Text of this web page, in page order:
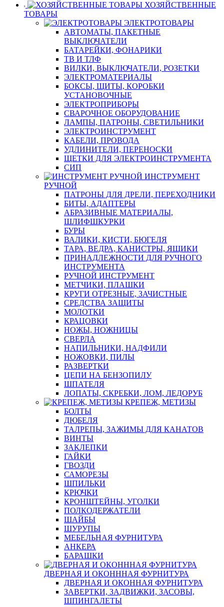
ХОЗЯЙСТВЕННЫЕ
ТОВАРЫ
ЭЛЕКТРОТОВАРЫ
АВТОМАТЫ, ПАКЕТНЫЕ
ВЫКЛЮЧАТЕЛИ
БАТАРЕЙКИ, ФОНАРИКИ
ТВ И ТЛФ
ВИЛКИ, ВЫКЛЮЧАТЕЛИ, РОЗЕТКИ
ЭЛЕКТРОМАТЕРИАЛЫ
БОКСЫ, ЩИТЫ, КОРОБКИ
УСТАНОВОЧНЫЕ
ЭЛЕКТРОПРИБОРЫ
СВАРОЧНОЕ ОБОРУДОВАНИЕ
ЛАМПЫ, ПАТРОНЫ, СВЕТИЛЬНИКИ
ЭЛЕКТРОИНСТРУМЕНТ
КАБЕЛИ, ПРОВОДА
УДЛИНИТЕЛИ, ПЕРЕНОСКИ
ЩЕТКИ ДЛЯ ЭЛЕКТРОИНСТРУМЕНТА
СИП
ИНСТРУМЕНТ
РУЧНОЙ
ПАТРОНЫ ДЛЯ ДРЕЛИ, ПЕРЕХОДНИКИ
БИТЫ, АДАПТЕРЫ
АБРАЗИВНЫЕ МАТЕРИАЛЫ,
ШЛИФШКУРКИ
БУРЫ
ВАЛИКИ, КИСТИ, БЮГЕЛЯ
ТАРА, ВЕДРА, КАНИСТРЫ, ЯЩИКИ
ПРИНАДЛЕЖНОСТИ ДЛЯ РУЧНОГО
ИНСТРУМЕНТА
РУЧНОЙ ИНСТРУМЕНТ
МЕТЧИКИ, ПЛАШКИ
КРУГИ ОТРЕЗНЫЕ, ЗАЧИСТНЫЕ
СРЕДСТВА ЗАЩИТЫ
МОЛОТКИ
КРАЦОВКИ
НОЖЫ, НОЖНИЦЫ
СВЕРЛА
НАПИЛЬНИКИ, НАДФИЛИ
НОЖОВКИ, ПИЛЫ
РАЗВЕРТКИ
ЦЕПИ НА БЕНЗОПИЛУ
ШПАТЕЛЯ
ЛОПАТЫ, СКРЕБКИ, ЛОМ, ЛЕДОРУБ
КРЕПЕЖ, МЕТИЗЫ
БОЛТЫ
ДЮБЕЛЯ
ТАЛРЕПЫ, ЗАЖИМЫ ДЛЯ КАНАТОВ
ВИНТЫ
ЗАКЛЕПКИ
ГАЙКИ
ГВОЗДИ
САМОРЕЗЫ
ШПИЛЬКИ
КРЮЧКИ
КРОНШТЕЙНЫ, УГОЛКИ
ПОЛКОДЕРЖАТЕЛИ
ШАЙБЫ
ШУРУПЫ
МЕБЕЛЬНАЯ ФУРНИТУРА
АНКЕРА
БАРАШКИ
ДВЕРНАЯ И ОКОНННАЯ ФУРНИТУРА
ДВЕРНАЯ И ОКОННАЯ ФУРНИТУРА
ЗАВЕРТКИ, ЗАДВИЖКИ, ЗАСОВЫ,
ШПИНГАЛЕТЫ